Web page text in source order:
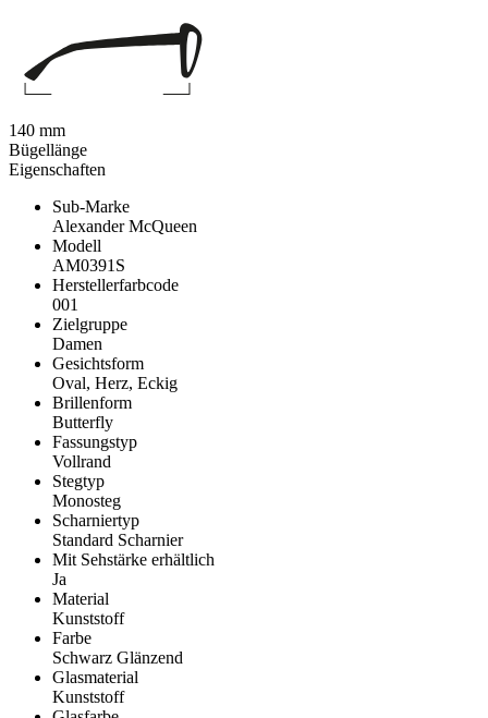
Eigenschaften
Sub-Marke
Alexander McQueen
Modell
AM0391S
Herstellerfarbcode
001
Zielgruppe
Damen
Gesichtsform
Oval, Herz, Eckig
Brillenform
Butterfly
Fassungstyp
Vollrand
Stegtyp
Monosteg
Scharniertyp
Standard Scharnier
Mit Sehstärke erhältlich
Ja
Material
Kunststoff
Farbe
Schwarz Glänzend
Glasmaterial
Kunststoff
140 mm
Bügellänge